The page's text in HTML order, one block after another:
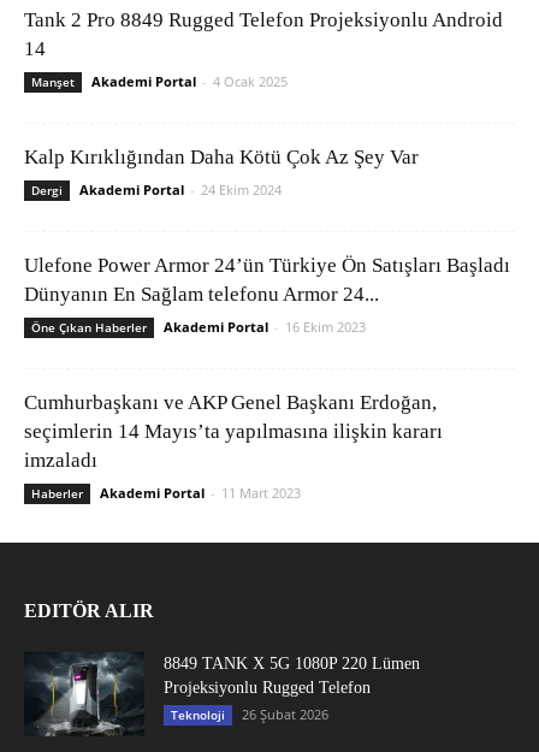
Tank 2 Pro 8849 Rugged Telefon Projeksiyonlu Android
14
Manşet Akademi Portal - 4 Ocak 2025
Kalp Kırıklığından Daha Kötü Çok Az Şey Var
Dergi Akademi Portal - 24 Ekim 2024
Ulefone Power Armor 24’ün Türkiye Ön Satışları Başladı
Dünyanın En Sağlam telefonu Armor 24...
Öne Çıkan Haberler Akademi Portal - 16 Ekim 2023
Cumhurbaşkanı ve AKP Genel Başkanı Erdoğan,
seçimlerin 14 Mayıs’ta yapılmasına ilişkin kararı
imzaladı
Haberler Akademi Portal - 11 Mart 2023
EDITÖR ALIR
8849 TANK X 5G 1080P 220 Lümen
Projeksiyonlu Rugged Telefon
Teknoloji 26 Şubat 2026